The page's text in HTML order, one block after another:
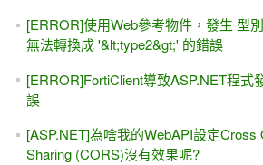
[ERROR]使用Web參考物件，發生 型
無法轉換成 '&lt;type2&gt;' 的錯誤
[ERROR]FortiClient導致ASP.NET程式
誤
[ASP.NET]為啥我的WebAPI設定Cross
Sharing (CORS)沒有效果呢?